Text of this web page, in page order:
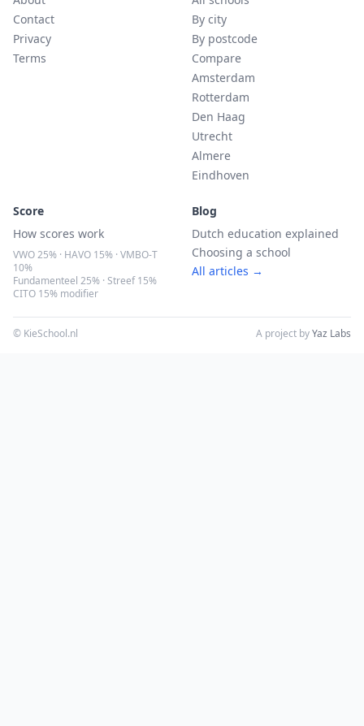
Contact
Privacy
Terms
By city
By postcode
Compare
Amsterdam
Rotterdam
Den Haag
Utrecht
Almere
Eindhoven
Score
How scores work
VWO 25% · HAVO 15% · VMBO-T
10%
Fundamenteel 25% · Streef 15%
CITO 15% modifier
Blog
Dutch education explained
Choosing a school
All articles →
© KieSchool.nl A project byYaz Labs